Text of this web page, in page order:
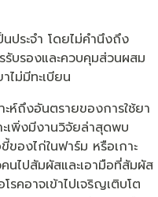
ประจำ โดยไม่คำนึงถึง
บรองและควบคุมส่วนผสม
ม่มีทะเบียน
ห์ถึงอันตรายของการใช้ยา
เพิ่งมีงานวิจัยล่าสุดพบ
องไก่ในฟาร์ม หรือเกาะ
นไปสัมผัสและเอามือที่สัมผัส
รคอาจเข้าไปเจริญเติบโต